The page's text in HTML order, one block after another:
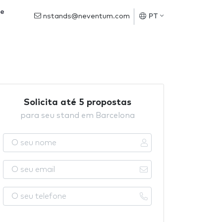
nstands@neventum.com PT
Solicita até 5 propostas
para seu stand em Barcelona